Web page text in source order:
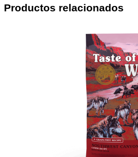
Productos relacionados